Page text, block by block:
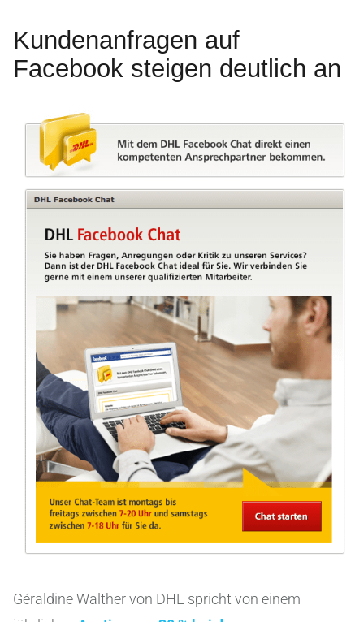
Kundenanfragen auf
Facebook steigen deutlich an
Géraldine Walther von DHL spricht von einem